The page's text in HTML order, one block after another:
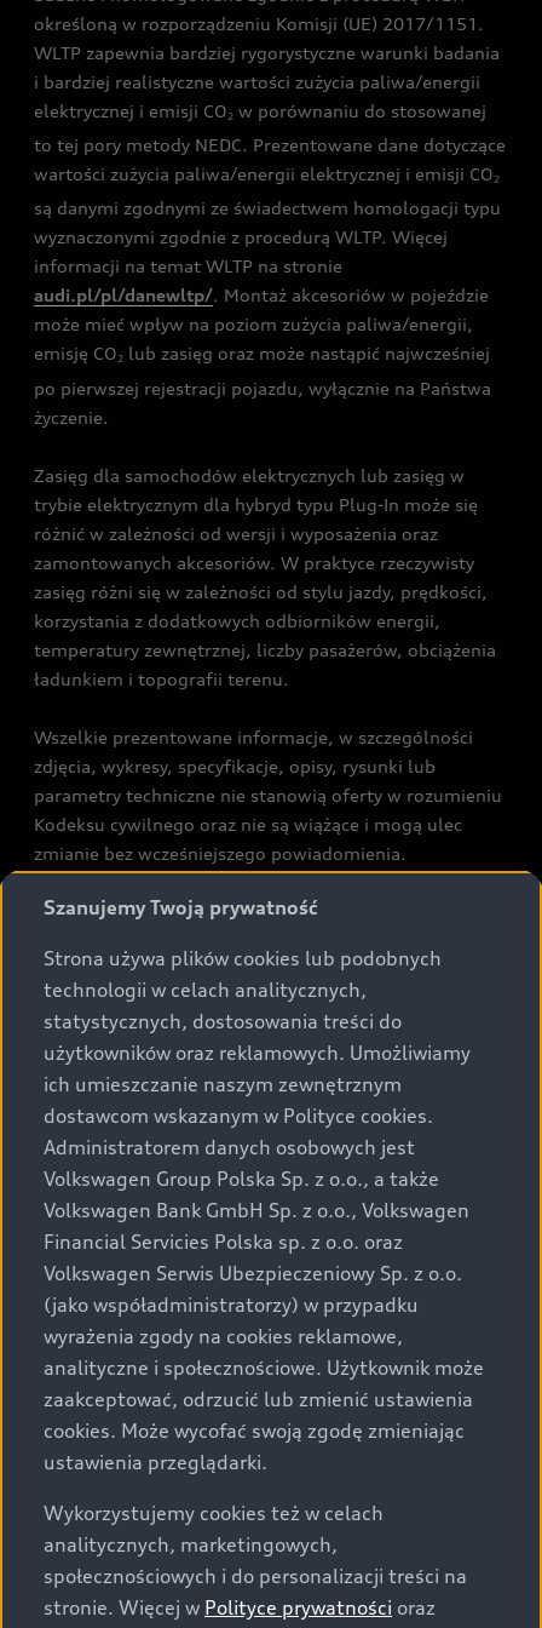
określoną w rozporządzeniu Komisji (UE) 2017/1151.
WLTP zapewnia bardziej rygorystyczne warunki badania
i bardziej realistyczne wartości zużycia paliwa/energii
elektrycznej i emisji CO2 w porównaniu do stosowanej
to tej pory metody NEDC. Prezentowane dane dotyczące
wartości zużycia paliwa/energii elektrycznej i emisji CO2
są danymi zgodnymi ze świadectwem homologacji typu
wyznaczonymi zgodnie z procedurą WLTP. Więcej
informacji na temat WLTP na stronie
audi.pl/pl/danewltp/. Montaż akcesoriów w pojeździe
może mieć wpływ na poziom zużycia paliwa/energii,
emisję CO2 lub zasięg oraz może nastąpić najwcześniej
po pierwszej rejestracji pojazdu, wyłącznie na Państwa
życzenie.
Zasięg dla samochodów elektrycznych lub zasięg w
trybie elektrycznym dla hybryd typu Plug-In może się
różnić w zależności od wersji i wyposażenia oraz
zamontowanych akcesoriów. W praktyce rzeczywisty
zasięg różni się w zależności od stylu jazdy, prędkości,
korzystania z dodatkowych odbiorników energii,
temperatury zewnętrznej, liczby pasażerów, obciążenia
ładunkiem i topografii terenu.
Wszelkie prezentowane informacje, w szczególności
zdjęcia, wykresy, specyfikacje, opisy, rysunki lub
parametry techniczne nie stanowią oferty w rozumieniu
Kodeksu cywilnego oraz nie są wiążące i mogą ulec
zmianie bez wcześniejszego powiadomienia.
rozumieniu art. 5561§2 Kodeksu cywilnego oraz art.
Podane kwoty są rekomendowane i obejmują podatek
VAT (23%), chyba że inaczej zaznaczono.
Audi zastrzega sobie możliwość wprowadzenia zmian w
prezentowanych wersjach. Przedstawione detale
wyposażenia mogą różnić się od specyfikacji
przewidzianej na rynek polski. Zamieszczone zdjęcia
mogą przedstawiać wyposażenie opcjonalne, dostępne
za dopłatą. Wiążące ustalenie ceny, wyposażenia i
specyfikacji pojazdu następują w umowie sprzedaży, a
określenie parametrów technicznych zawiera
świadectwo homologacji typu pojazdu. Zastrzegamy
sobie prawo do zmian i pomyłek. Wszelkie informacje
prezentowane na stronie są aktualne na dzień ich
zamieszczania. W celu uzyskania najnowszych
informacji prosimy kontaktować się z Partnerem Marki
Audi.
Wszystkie produkowane obecnie samochody marki Audi
są wykonywane z materiałów spełniających pod
względem możliwości odzysku i recyklingu wymagania
określone w normie ISO 22628 i są zgodne z
Szanujemy Twoją prywatność
Strona używa plików cookies lub podobnych
technologii w celach analitycznych,
statystycznych, dostosowania treści do
użytkowników oraz reklamowych. Umożliwiamy
ich umieszczanie naszym zewnętrznym
dostawcom wskazanym w Polityce cookies.
Administratorem danych osobowych jest
Volkswagen Group Polska Sp. z o.o., a także
Volkswagen Bank GmbH Sp. z o.o., Volkswagen
Financial Servicies Polska sp. z o.o. oraz
Volkswagen Serwis Ubezpieczeniowy Sp. z o.o.
(jako współadministratorzy) w przypadku
wyrażenia zgody na cookies reklamowe,
analityczne i społecznościowe. Użytkownik może
zaakceptować, odrzucić lub zmienić ustawienia
cookies. Może wycofać swoją zgodę zmieniając
ustawienia przeglądarki.
Wykorzystujemy cookies też w celach
analitycznych, marketingowych,
społecznościowych i do personalizacji treści na
stronie. Więcej w Polityce prywatności oraz